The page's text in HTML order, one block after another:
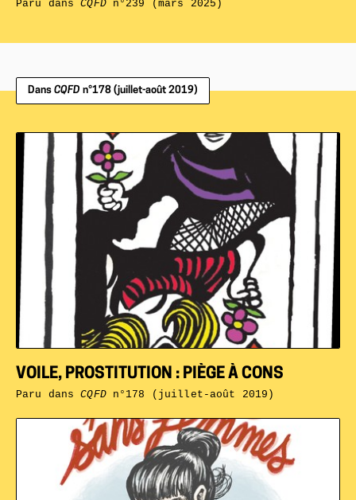
Paru dansCQFDn°239 (mars 2025)
Dans CQFD n°178 (juillet-août 2019)
VOILE, PROSTITUTION : PIÈGE À CONS
Paru dansCQFDn°178 (juillet-août 2019)